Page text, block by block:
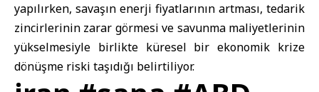
yapılırken, savaşın enerji fiyatlarının artması, tedarik
zincirlerinin zarar görmesi ve savunma maliyetlerinin
yükselmesiyle birlikte küresel bir ekonomik krize
dönüşme riski taşıdığı belirtiliyor.